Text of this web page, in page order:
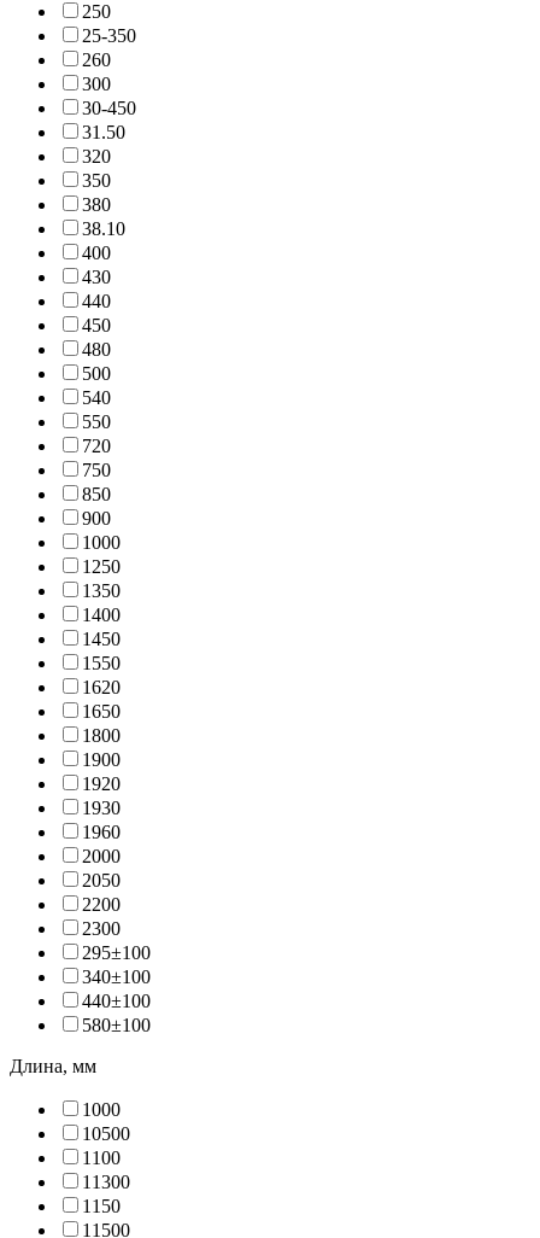
250
25-350
260
300
30-450
31.50
320
350
380
38.10
400
430
440
450
480
500
540
550
720
750
850
900
1000
1250
1350
1400
1450
1550
1620
1650
1800
1900
1920
1930
1960
2000
2050
2200
2300
295±100
340±100
440±100
580±100
Длина, мм
1000
10500
1100
11300
1150
11500